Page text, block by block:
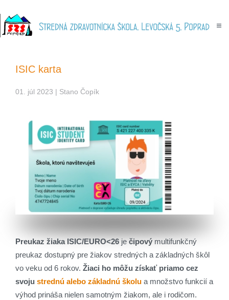
Skip to main content
ISIC karta
01. júl 2023 | Stano Čopík
Preukaz žiaka ISIC/EURO<26 je čipovýmultifunkčný
preukaz dostupný pre žiakov stredných a základných škôl
vo veku od 6 rokov. Žiaci ho môžu získať priamo cez
svoju strednú alebo základnú školu a množstvo funkcií a
výhod prináša nielen samotným žiakom, ale i rodičom.